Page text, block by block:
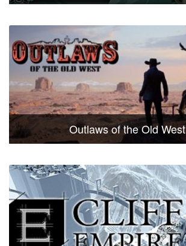
Outlaws of the Old West